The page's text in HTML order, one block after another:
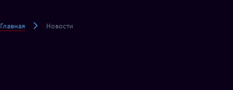
Главная Новости